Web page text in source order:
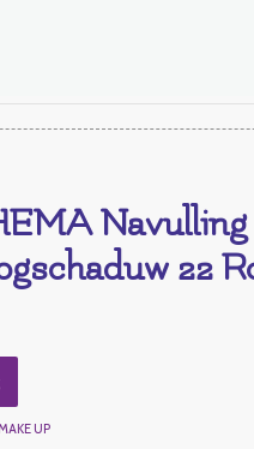
Navulling
22
UP